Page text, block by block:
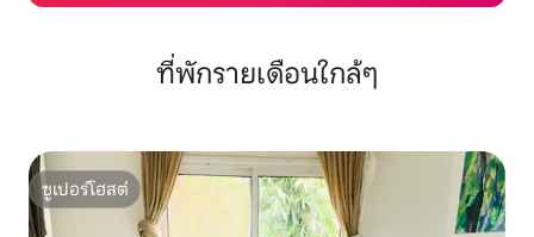
ที่พักรายเดือนใกล้ๆ
ซูเปอร์โฮสต์
ซูเปอร์โฮสต์